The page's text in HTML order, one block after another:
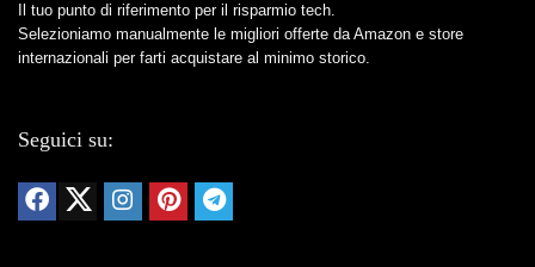
Il tuo punto di riferimento per il risparmio tech.
Selezioniamo manualmente le migliori offerte da Amazon e store
internazionali per farti acquistare al minimo storico.
Seguici su: